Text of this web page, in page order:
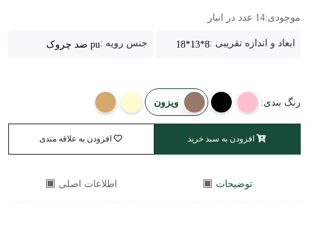
موجودی:14 عدد در انبار
ابعاد و اندازه تقریبی :8*13*18 جنس رویه :pu ضد چروک
رنگ بندی: ویزون
افزودن به سبد خرید افزودن به علاقه مندی
توضیحات اطلاعات اصلی